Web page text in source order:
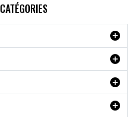
CATÉGORIES



